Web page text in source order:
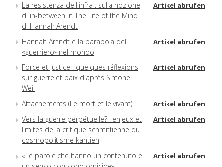
La resistenza dell'infra : sulla nozione
di in-between in The Life of the Mind
di Hannah Arendt
Artikel abrufen
Hannah Arendt e la parabola del
«guerriero» nel mondo
Artikel abrufen
Force et justice : quelques réflexions
sur guerre et paix d'après Simone
Weil
Artikel abrufen
Attachements (Le mort et le vivant) Artikel abrufen
Vers la guerre perpétuelle? : enjeux et
limites de la critique schmittienne du
cosmopolitisme kantien
Artikel abrufen
«Le parole che hanno un contenuto e
Artikel abrufen